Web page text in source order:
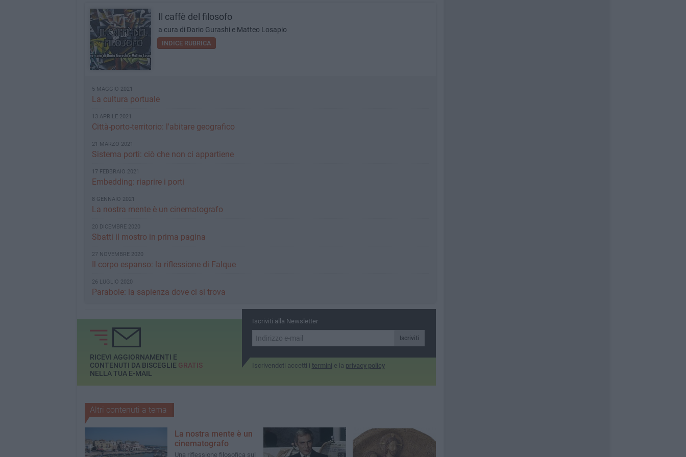
Il caffè del filosofo
a cura di Dario Gurashi e Matteo Losapio
INDICE RUBRICA
5 MAGGIO 2021
La cultura portuale
13 APRILE 2021
Città-porto-territorio: l'abitare geografico
21 MARZO 2021
Sistema porti: ciò che non ci appartiene
17 FEBBRAIO 2021
Embedding: riaprire i porti
8 GENNAIO 2021
La nostra mente è un cinematografo
20 DICEMBRE 2020
Sbatti il mostro in prima pagina
27 NOVEMBRE 2020
Il corpo espanso: la riflessione di Falque
26 LUGLIO 2020
Parabole: la sapienza dove ci si trova
Iscriviti alla Newsletter
Iscriviti
Iscrivendoti accetti i termini e la privacy policy
RICEVI AGGIORNAMENTI E
CONTENUTI DA BISCEGLIE GRATIS
NELLA TUA E-MAIL
Altri contenuti a tema
La nostra mente è un
cinematografo
Una riflessione filosofica sul